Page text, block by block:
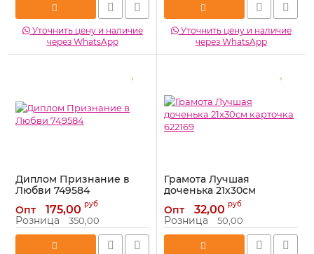
Уточнить цену и наличие
через WhatsApp
Уточнить цену и наличие
через WhatsApp
Диплом Признание в
Любви 749584
Артикул: 749584
Опт 175,00 руб
Розница 350,00
Грамота Лучшая
доченька 21х30см
карточка 622169
Артикул: 622169
Опт 32,00 руб
Розница 50,00